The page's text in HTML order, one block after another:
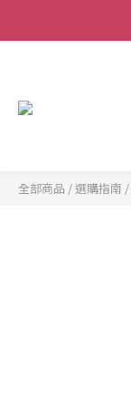
全部商品 /選購指南 /